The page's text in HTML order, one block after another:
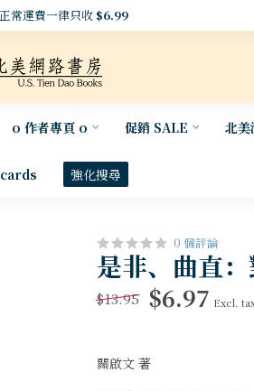
常運費一律只收 $6.99
o 作者專頁 o 促銷 SALE 北
強化搜尋
0 個評論
是非、曲直
$13.95 $6.97 Excl.
關啟文 著